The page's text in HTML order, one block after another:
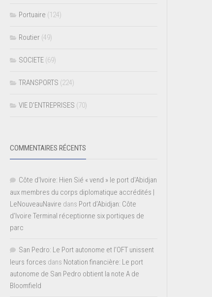
Portuaire (124)
Routier (49)
SOCIETE (69)
TRANSPORTS (224)
VIE D’ENTREPRISES (70)
COMMENTAIRES RÉCENTS
Côte d'Ivoire: Hien Sié « vend » le port d'Abidjan
aux membres du corps diplomatique accrédités |
LeNouveauNavire dans Port d’Abidjan: Côte
d’Ivoire Terminal réceptionne six portiques de
parc
San Pedro: Le Port autonome et l’OFT unissent
leurs forces dans Notation financière: Le port
autonome de San Pedro obtient la note A de
Bloomfield